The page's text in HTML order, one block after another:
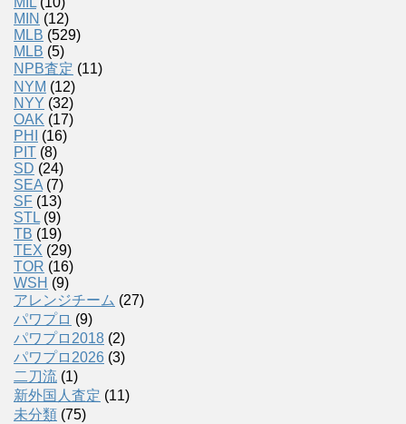
MIN (12)
MLB (529)
MLB (5)
NPB査定 (11)
NYM (12)
NYY (32)
OAK (17)
PHI
(16)
PIT (8)
SD (24)
SEA (7)
SF (13)
STL (9)
TB (19)
TEX (29)
TOR (16)
WSH (9)
アレンジチーム (27)
パワプロ (9)
パワプロ2018 (2)
パワプロ2026 (3)
二刀流 (1)
新外国人査定 (11)
未分類 (75)